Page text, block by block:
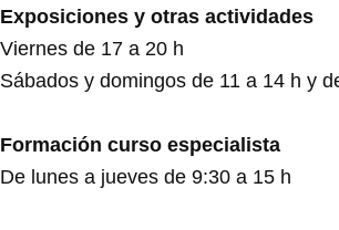
Exposiciones y otras actividades
Viernes de 17 a 20 h
Sábados y domingos de 11 a 14 h y
Formación curso especialista
De lunes a jueves de 9:30 a 15 h